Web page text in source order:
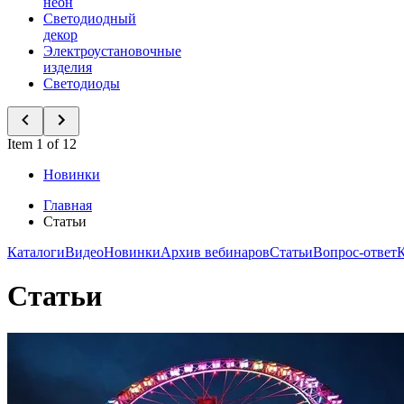
Светодиодный
декор
Электроустановочные
изделия
Светодиоды
Item 1 of 12
Новинки
Главная
Статьи
КаталогиВидеоНовинкиАрхив вебинаровСтатьиВопрос-ответ
Статьи